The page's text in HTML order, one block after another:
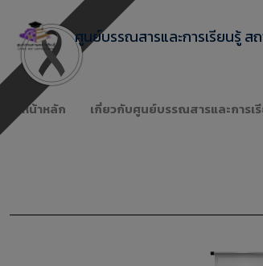
ศูนย์บรรณสารและการเรียนรู้ ส
หน้าหลัก เกี่ยวกับศูนย์บรรณสารและการเ